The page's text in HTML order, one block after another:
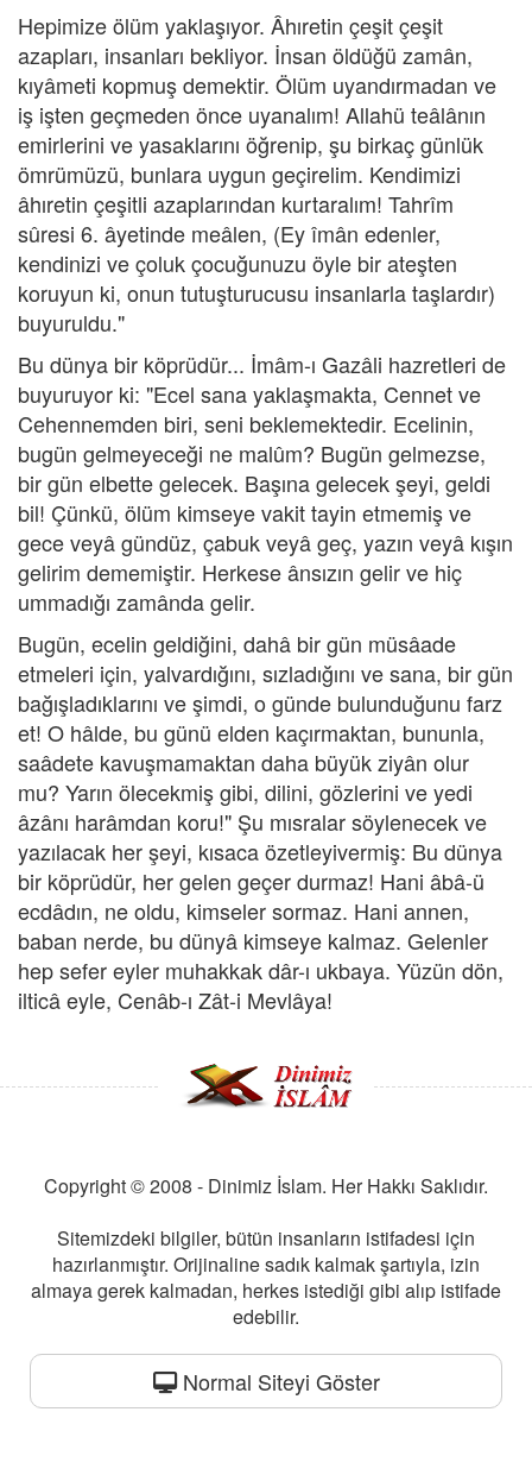
Hepimize ölüm yaklaşıyor. Âhıretin çeşit çeşit
azapları, insanları bekliyor. İnsan öldüğü zamân,
kıyâmeti kopmuş demektir. Ölüm uyandırmadan ve
iş işten geçmeden önce uyanalım! Allahü teâlânın
emirlerini ve yasaklarını öğrenip, şu birkaç günlük
ömrümüzü, bunlara uygun geçirelim. Kendimizi
âhıretin çeşitli azaplarından kurtaralım! Tahrîm
sûresi 6. âyetinde meâlen, (Ey îmân edenler,
kendinizi ve çoluk çocuğunuzu öyle bir ateşten
koruyun ki, onun tutuşturucusu insanlarla taşlardır)
buyuruldu."
Bu dünya bir köprüdür... İmâm-ı Gazâli hazretleri de
buyuruyor ki: "Ecel sana yaklaşmakta, Cennet ve
Cehennemden biri, seni beklemektedir. Ecelinin,
bugün gelmeyeceği ne malûm? Bugün gelmezse,
bir gün elbette gelecek. Başına gelecek şeyi, geldi
bil! Çünkü, ölüm kimseye vakit tayin etmemiş ve
gece veyâ gündüz, çabuk veyâ geç, yazın veyâ kışın
gelirim dememiştir. Herkese ânsızın gelir ve hiç
ummadığı zamânda gelir.
Bugün, ecelin geldiğini, dahâ bir gün müsâade
etmeleri için, yalvardığını, sızladığını ve sana, bir gün
bağışladıklarını ve şimdi, o günde bulunduğunu farz
et! O hâlde, bu günü elden kaçırmaktan, bununla,
saâdete kavuşmamaktan daha büyük ziyân olur
mu? Yarın ölecekmiş gibi, dilini, gözlerini ve yedi
âzânı harâmdan koru!" Şu mısralar söylenecek ve
yazılacak her şeyi, kısaca özetleyivermiş: Bu dünya
bir köprüdür, her gelen geçer durmaz! Hani âbâ-ü
ecdâdın, ne oldu, kimseler sormaz. Hani annen,
baban nerde, bu dünyâ kimseye kalmaz. Gelenler
hep sefer eyler muhakkak dâr-ı ukbaya. Yüzün dön,
ilticâ eyle, Cenâb-ı Zât-i Mevlâya!
Copyright © 2008 - Dinimiz İslam. Her Hakkı Saklıdır.
Sitemizdeki bilgiler, bütün insanların istifadesi için
hazırlanmıştır. Orijinaline sadık kalmak şartıyla, izin
almaya gerek kalmadan, herkes istediği gibi alıp istifade
edebilir.
Normal Siteyi Göster